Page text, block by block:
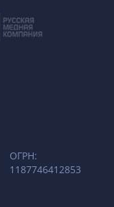
ОГРН:
1187746412853